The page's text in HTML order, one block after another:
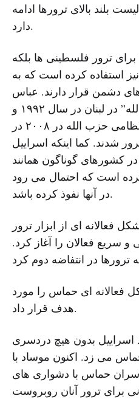
بلند بالای ترورها ادامه
دارد.
برای ترور فلسطینی ها بلکه
استفاده کرده است که به
دشمن قرار دارند. عباس
موسوی دبیرکل “حزب الله” در لبنان در سال ۱۹۹۲ و
عماد مغنیه فرمانده نظامی حزب الله در ۲۰۰۸ در
شدند. کما اینکه اسراییل
کشورهای گوناگون همانند
است که احتمال می رود
در آنها نفوذ کرده باشد.
از سال ۱۹۸۷ شکل فعالانه ای از ابزار ترور
و سریع فعالان را آغاز کرد.
فعالانه ای حماس را مورد
هدف قرار داد.
بدون هیچ دردسری
می زد. اکنون موساد با
سران حماس با دشواری های